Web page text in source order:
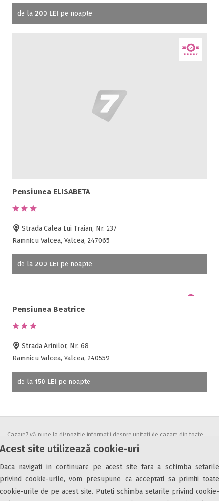
Acest site utilizează cookie-uri
Daca navigati in continuare pe acest site fara a schimba setarile
privind cookie-urile, vom presupune ca acceptati sa primiti toate
cookie-urile de pe acest site. Puteti schimba setarile privind cookie-
de la 200 LEI pe noapte
Pensiunea ELISABETA
Strada Calea Lui Traian, Nr. 237
Ramnicu Valcea, Valcea, 247065
de la 200 LEI pe noapte
Pensiunea Beatrice
Strada Arinilor, Nr. 68
Ramnicu Valcea, Valcea, 240559
de la 150 LEI pe noapte
Cazare7 vă pune la dispozitie informatii despre unitati de cazare din toate
zonele turistice, oferte speciale, rezervari online.
condițiilede utilizare.